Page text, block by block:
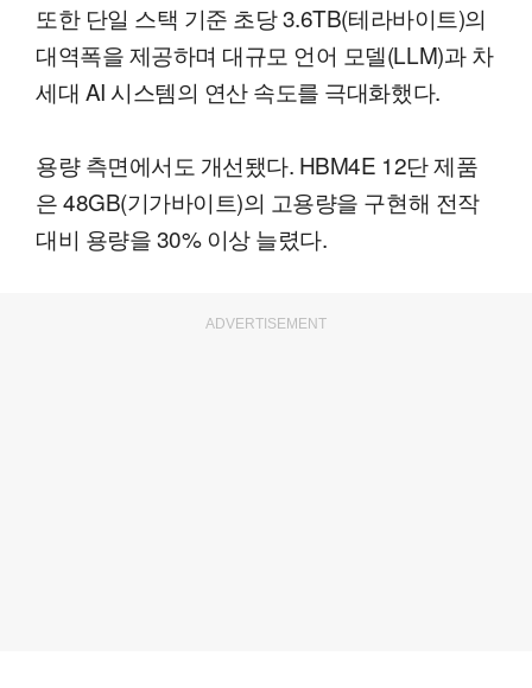
또한 단일 스택 기준 초당 3.6TB(테라바이트)의
대역폭을 제공하며 대규모 언어 모델(LLM)과 차
세대 AI 시스템의 연산 속도를 극대화했다.
용량 측면에서도 개선됐다. HBM4E 12단 제품
은 48GB(기가바이트)의 고용량을 구현해 전작
대비 용량을 30% 이상 늘렸다.
ADVERTISEMENT